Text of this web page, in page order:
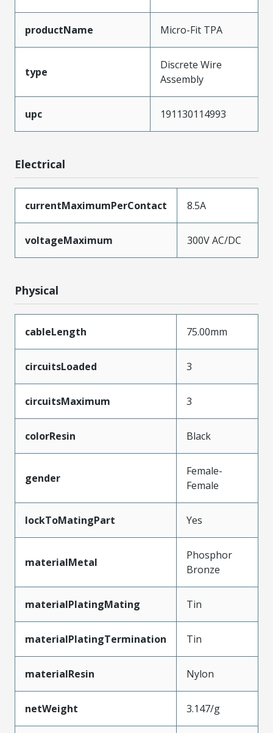
productName Micro-Fit TPA
type
Discrete Wire
Assembly
upc 191130114993
Electrical
currentMaximumPerContact 8.5A
voltageMaximum 300V AC/DC
Physical
cableLength 75.00mm
circuitsLoaded 3
circuitsMaximum 3
colorResin Black
gender
Female-
Female
lockToMatingPart Yes
materialMetal
Phosphor
Bronze
materialPlatingMating Tin
materialPlatingTermination Tin
materialResin Nylon
netWeight 3.147/g